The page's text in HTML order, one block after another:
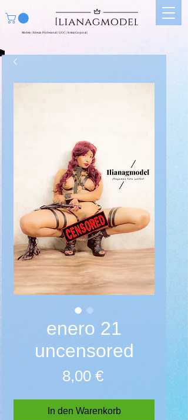
Modelo | Edecán Profesional | UGC | Artista Corporal |
enero 21
uncensored
8,00 €Preis
In den Warenkorb